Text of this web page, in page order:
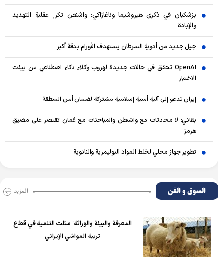
بزشكيان في ذكرى هيروشيما وناغازاكي: واشنطن تكرر عقلية التهديد
والإبادة
جيل جديد من أدوية السرطان يستهدف الأورام بدقة أكبر
OpenAI تحقق في حالات جديدة لهروب وكلاء ذكاء اصطناعي من بيئات
الاختبار
إيران تدعو إلى آلية أمنية إسلامية مشتركة لضمان أمن المنطقة
بقائي: لا محادثات مع واشنطن والمباحثات مع عُمان تقتصر على مضيق
هرمز
تطوير جهاز محلي لخلط المواد البوليمرية والنانوية
السوق و الفن المزید
المعرفة والبيئة والوراثة؛ مثلث التنمية في قطاع
تربية المواشي الإيراني